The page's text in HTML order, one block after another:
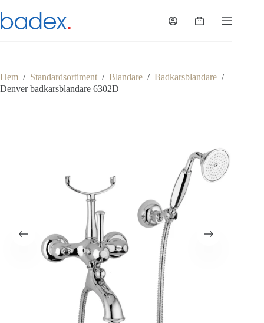
till
innehåll
Varukorg
Hem / Standardsortiment / Blandare / Badkarsblandare /
Denver badkarsblandare 6302D